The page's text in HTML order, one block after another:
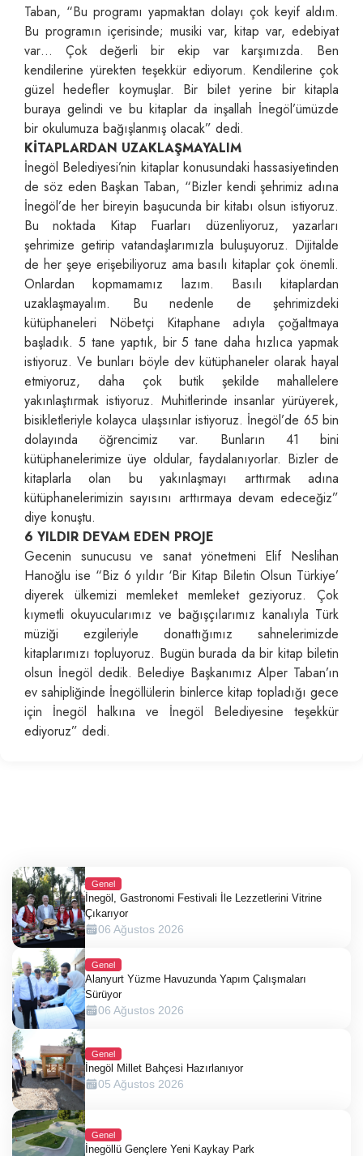
Taban, “Bu programı yapmaktan dolayı çok keyif aldım.
Bu programın içerisinde; musiki var, kitap var, edebiyat
var… Çok değerli bir ekip var karşımızda. Ben
kendilerine yürekten teşekkür ediyorum. Kendilerine çok
güzel hedefler koymuşlar. Bir bilet yerine bir kitapla
buraya gelindi ve bu kitaplar da inşallah İnegöl’ümüzde
bir okulumuza bağışlanmış olacak” dedi.
KİTAPLARDAN UZAKLAŞMAYALIM
İnegöl Belediyesi’nin kitaplar konusundaki hassasiyetinden
de söz eden Başkan Taban, “Bizler kendi şehrimiz adına
İnegöl’de her bireyin başucunda bir kitabı olsun istiyoruz.
Bu noktada Kitap Fuarları düzenliyoruz, yazarları
şehrimize getirip vatandaşlarımızla buluşuyoruz. Dijitalde
de her şeye erişebiliyoruz ama basılı kitaplar çok önemli.
Onlardan kopmamamız lazım. Basılı kitaplardan
uzaklaşmayalım. Bu nedenle de şehrimizdeki
kütüphaneleri Nöbetçi Kitaphane adıyla çoğaltmaya
başladık. 5 tane yaptık, bir 5 tane daha hızlıca yapmak
istiyoruz. Ve bunları böyle dev kütüphaneler olarak hayal
etmiyoruz, daha çok butik şekilde mahallelere
yakınlaştırmak istiyoruz. Muhitlerinde insanlar yürüyerek,
bisikletleriyle kolayca ulaşsınlar istiyoruz. İnegöl’de 65 bin
dolayında öğrencimiz var. Bunların 41 bini
kütüphanelerimize üye oldular, faydalanıyorlar. Bizler de
kitaplarla olan bu yakınlaşmayı arttırmak adına
kütüphanelerimizin sayısını arttırmaya devam edeceğiz”
diye konuştu.
6 YILDIR DEVAM EDEN PROJE
Gecenin sunucusu ve sanat yönetmeni Elif Neslihan
Hanoğlu ise “Biz 6 yıldır ‘Bir Kitap Biletin Olsun Türkiye’
diyerek ülkemizi memleket memleket geziyoruz. Çok
kıymetli okuyucularımız ve bağışçılarımız kanalıyla Türk
müziği ezgileriyle donattığımız sahnelerimizde
kitaplarımızı topluyoruz. Bugün burada da bir kitap biletin
olsun İnegöl dedik. Belediye Başkanımız Alper Taban’ın
ev sahipliğinde İnegöllülerin binlerce kitap topladığı gece
için İnegöl halkına ve İnegöl Belediyesine teşekkür
ediyoruz” dedi.
Genel
İnegöl, Gastronomi Festivali İle Lezzetlerini Vitrine
Çıkarıyor
06 Ağustos 2026
Genel
Alanyurt Yüzme Havuzunda Yapım Çalışmaları
Sürüyor
06 Ağustos 2026
Genel
İnegöl Millet Bahçesi Hazırlanıyor
05 Ağustos 2026
Genel
İnegöllü Gençlere Yeni Kaykay Park